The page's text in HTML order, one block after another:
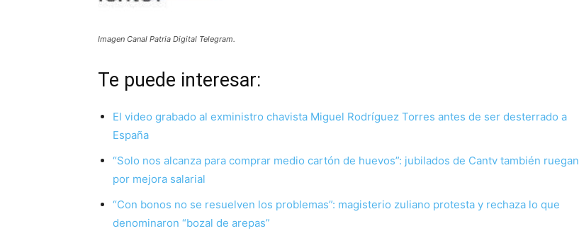
Imagen Canal Patria Digital Telegram.
Te puede interesar:
El video grabado al exministro chavista Miguel Rodríguez Torres antes de ser desterrado a
España
“Solo nos alcanza para comprar medio cartón de huevos”: jubilados de Cantv también ruegan
por mejora salarial
“Con bonos no se resuelven los problemas”: magisterio zuliano protesta y rechaza lo que
denominaron “bozal de arepas”